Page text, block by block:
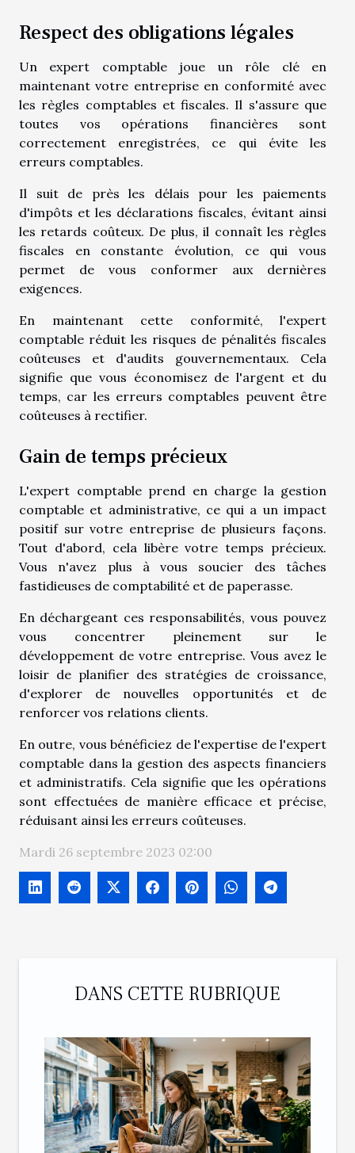
Respect des obligations légales
Un expert comptable joue un rôle clé en
maintenant votre entreprise en conformité avec
les règles comptables et fiscales. Il s'assure que
toutes vos opérations financières sont
correctement enregistrées, ce qui évite les
erreurs comptables.
Il suit de près les délais pour les paiements
d'impôts et les déclarations fiscales, évitant ainsi
les retards coûteux. De plus, il connaît les règles
fiscales en constante évolution, ce qui vous
permet de vous conformer aux dernières
exigences.
En maintenant cette conformité, l'expert
comptable réduit les risques de pénalités fiscales
coûteuses et d'audits gouvernementaux. Cela
signifie que vous économisez de l'argent et du
temps, car les erreurs comptables peuvent être
coûteuses à rectifier.
Gain de temps précieux
L'expert comptable prend en charge la gestion
comptable et administrative, ce qui a un impact
positif sur votre entreprise de plusieurs façons.
Tout d'abord, cela libère votre temps précieux.
Vous n'avez plus à vous soucier des tâches
fastidieuses de comptabilité et de paperasse.
En déchargeant ces responsabilités, vous pouvez
vous concentrer pleinement sur le
développement de votre entreprise. Vous avez le
loisir de planifier des stratégies de croissance,
d'explorer de nouvelles opportunités et de
renforcer vos relations clients.
En outre, vous bénéficiez de l'expertise de l'expert
comptable dans la gestion des aspects financiers
et administratifs. Cela signifie que les opérations
sont effectuées de manière efficace et précise,
réduisant ainsi les erreurs coûteuses.
Mardi 26 septembre 2023 02:00
DANS CETTE RUBRIQUE